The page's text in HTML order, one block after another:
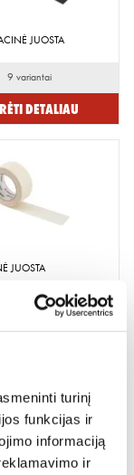
turinį
funkcijas ir
informaciją
ir
JUOSTA
9 variantai
detaliau
JUOSTA
5 variantai
detaliau